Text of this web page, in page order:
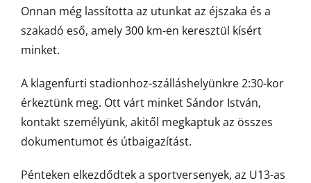
Onnan még lassította az utunkat az éjszaka és a
szakadó eső, amely 300 km-en keresztül kísért
minket.
A klagenfurti stadionhoz-szálláshelyünkre 2:30-kor
érkeztünk meg. Ott várt minket Sándor István,
kontakt személyünk, akitől megkaptuk az összes
dokumentumot és útbaigazítást.
Pénteken elkezdődtek a sportversenyek, az U13-as